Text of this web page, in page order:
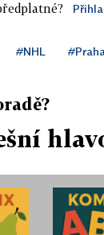
#NHL #Praha